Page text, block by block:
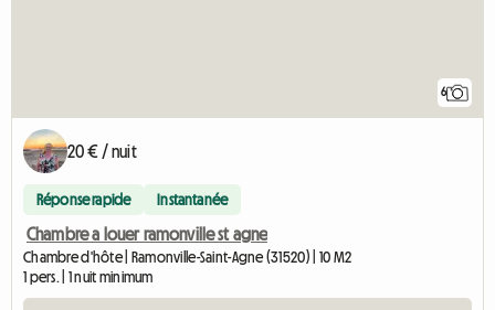
6
20 € / nuit
Réponse rapide Instantanée
Chambre a louer ramonville st agne
Chambre d'hôte | Ramonville-Saint-Agne (31520) | 10 M2
1 pers. | 1 nuit minimum